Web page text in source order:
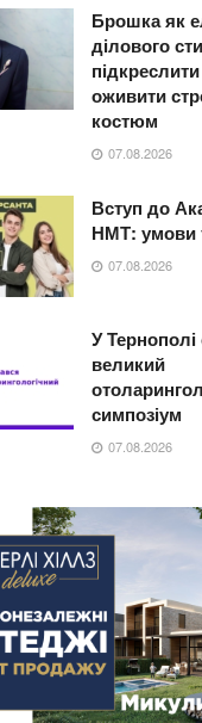
Брошка як
ділового
оживити
костюм
07.08.2026
Вступ до
НМТ: умови
07.08.2026
У Тернополі
великий
симпозіум
07.08.2026